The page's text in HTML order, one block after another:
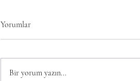
Yorumlar
Bir yorum yazın...